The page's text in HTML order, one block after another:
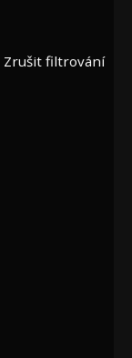
Zrušit filtrování